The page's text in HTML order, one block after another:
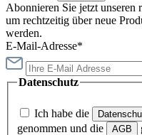
Abonnieren Sie jetzt unseren
um rechtzeitig über neue
werden.
E-Mail-Adresse*
Datenschutz
Ich habe die
genommen und die
AGB